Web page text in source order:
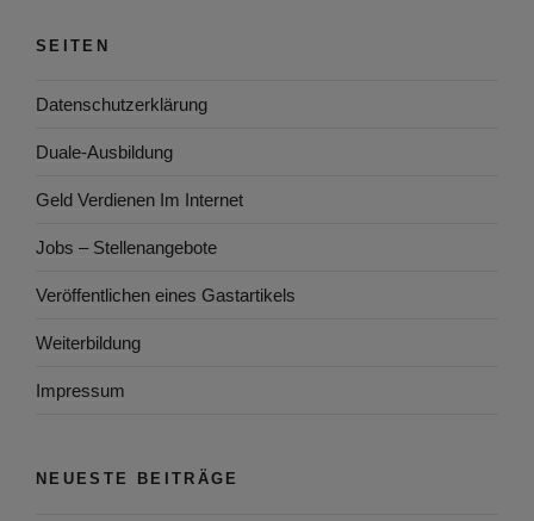
SEITEN
Datenschutzerklärung
Duale-Ausbildung
Geld Verdienen Im Internet
Jobs – Stellenangebote
Veröffentlichen eines Gastartikels
Weiterbildung
Impressum
NEUESTE BEITRÄGE